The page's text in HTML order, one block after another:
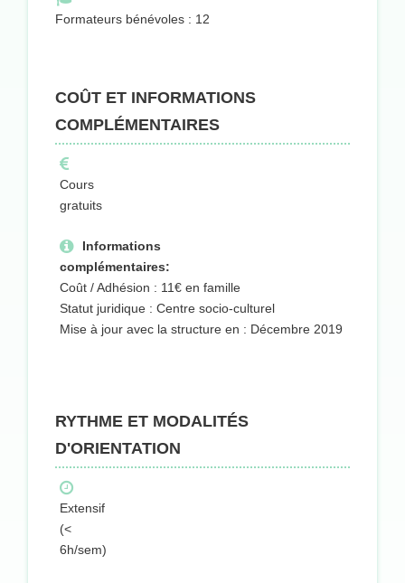
Formateurs bénévoles : 12
COÛT ET INFORMATIONS
COMPLÉMENTAIRES
Cours
gratuits
Informations
complémentaires:
Coût / Adhésion : 11€ en famille
Statut juridique : Centre socio-culturel
Mise à jour avec la structure en : Décembre 2019
RYTHME ET MODALITÉS
D'ORIENTATION
Extensif
(<
6h/sem)